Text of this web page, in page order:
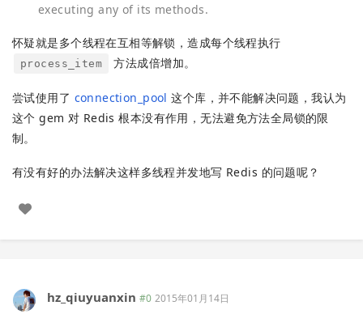
executing any of its methods.
怀疑就是多个线程在互相等解锁，造成每个线程执行
process_item 方法成倍增加。
尝试使用了 connection_pool 这个库，并不能解决问题，我认为
这个 gem 对 Redis 根本没有作用，无法避免方法全局锁的限
制。
有没有好的办法解决这样多线程并发地写 Redis 的问题呢？
hz_qiuyuanxin #0 2015年01月14日